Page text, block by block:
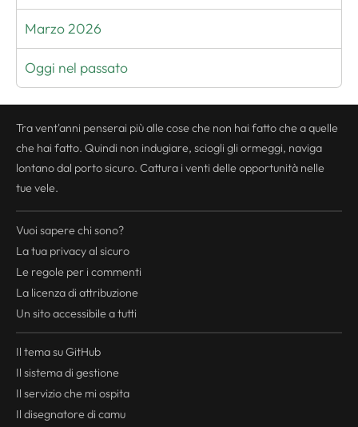
Marzo 2026
Oggi nel passato
Tra vent'anni penserai più alle cose che non hai fatto che a quelle
che hai fatto. Quindi non indugiare, sciogli gli ormeggi, naviga
lontano dal porto sicuro. Cattura i venti delle opportunità nelle
tue vele.
Vuoi sapere chi sono?
La tua privacyal sicuro
Le regole per i commenti
La licenza di attribuzione
Un sito accessibile a tutti
Il tema su GitHub
Il sistema di gestione
Il servizio che mi ospita
Il disegnatore di camu